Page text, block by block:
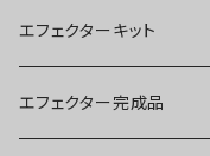
エフェクターキット
ブースター
エフェクター完成品